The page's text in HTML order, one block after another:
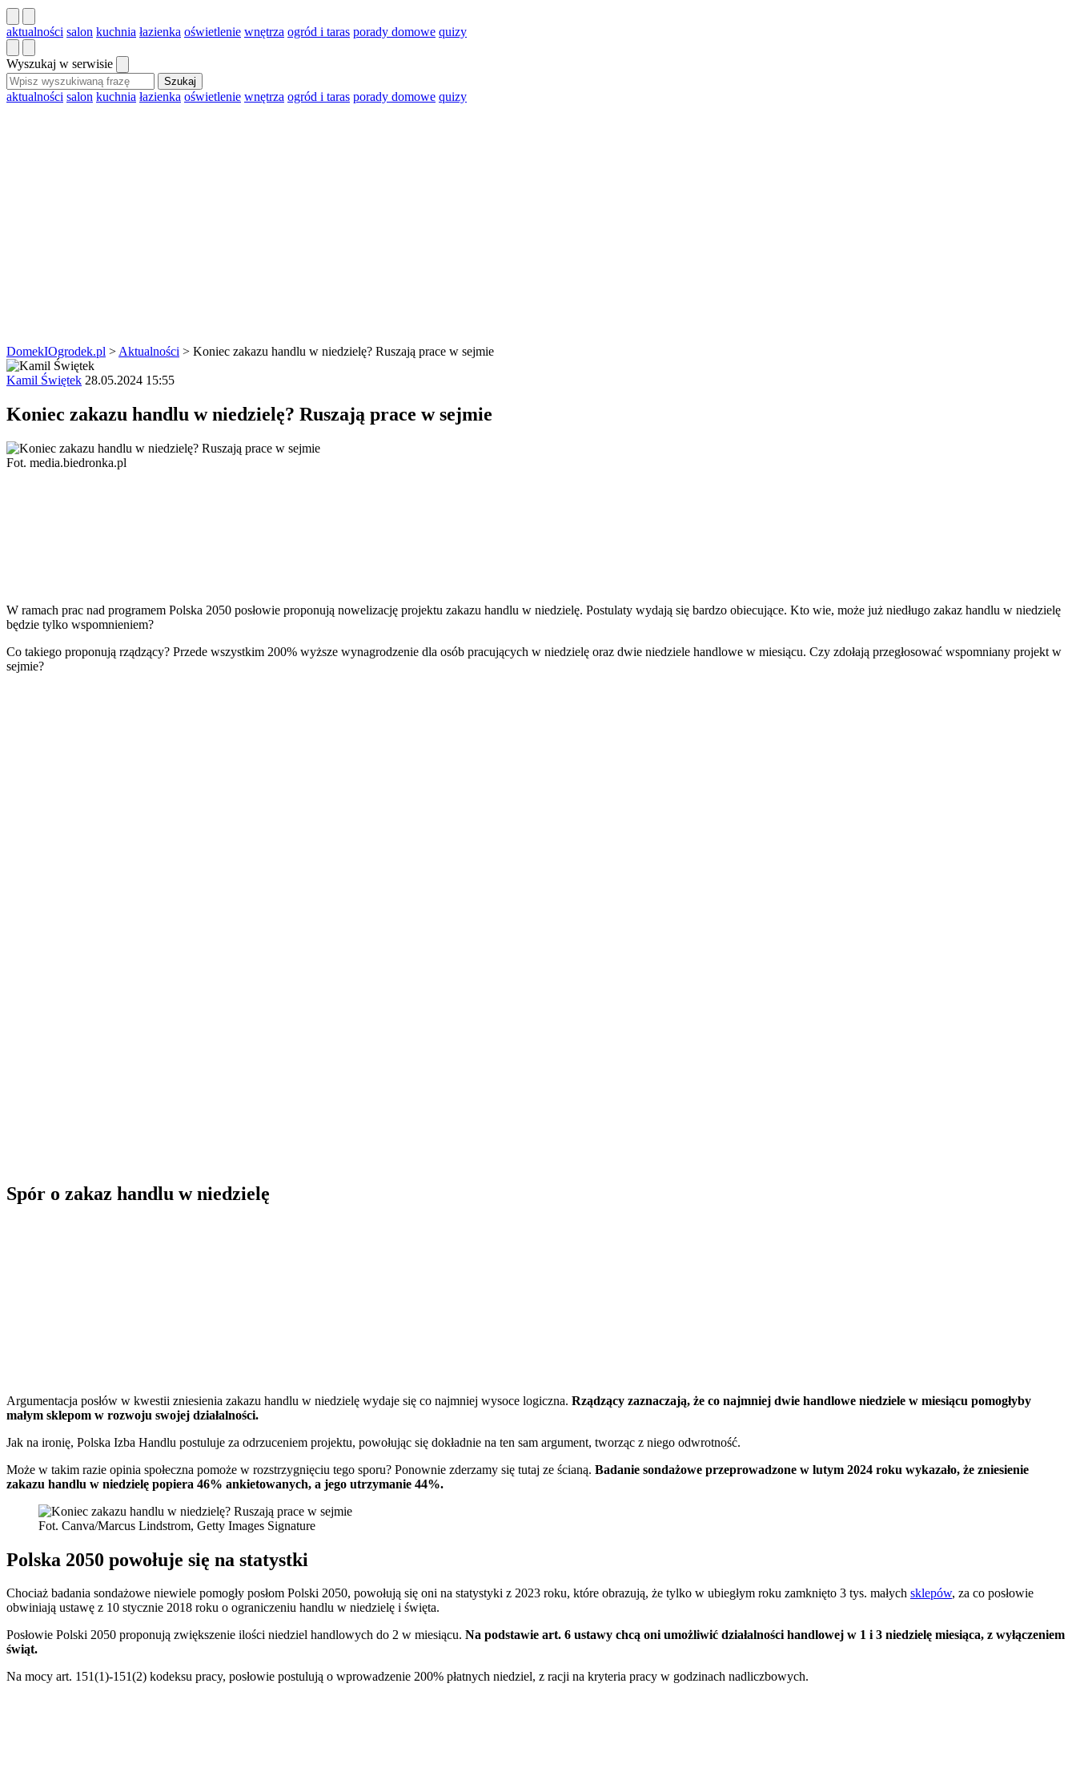
aktualności salon kuchnia łazienka oświetlenie wnętrza ogród i taras porady domowe quizy
Wyszukaj w serwisie
Szukaj
aktualności salon kuchnia łazienka oświetlenie wnętrza ogród i taras porady domowe quizy
DomekIOgrodek.pl > Aktualności > Koniec zakazu handlu w niedzielę? Ruszają prace w sejmie
Kamil Świętek 28.05.2024 15:55
Koniec zakazu handlu w niedzielę? Ruszają prace w sejmie
Fot. media.biedronka.pl
W ramach prac nad programem Polska 2050 posłowie proponują nowelizację projektu zakazu handlu w niedzielę. Postulaty wydają się bardzo obiecujące. Kto wie, może już niedługo zakaz handlu w niedzielę
będzie tylko wspomnieniem?
Co takiego proponują rządzący? Przede wszystkim 200% wyższe wynagrodzenie dla osób pracujących w niedzielę oraz dwie niedziele handlowe w miesiącu. Czy zdołają przegłosować wspomniany projekt w
sejmie?
Spór o zakaz handlu w niedzielę
Argumentacja posłów w kwestii zniesienia zakazu handlu w niedzielę wydaje się co najmniej wysoce logiczna. Rządzący zaznaczają, że co najmniej dwie handlowe niedziele w miesiącu pomogłyby
małym sklepom w rozwoju swojej działalności.
Jak na ironię, Polska Izba Handlu postuluje za odrzuceniem projektu, powołując się dokładnie na ten sam argument, tworząc z niego odwrotność.
Może w takim razie opinia społeczna pomoże w rozstrzygnięciu tego sporu? Ponownie zderzamy się tutaj ze ścianą. Badanie sondażowe przeprowadzone w lutym 2024 roku wykazało, że zniesienie
zakazu handlu w niedzielę popiera 46% ankietowanych, a jego utrzymanie 44%.
Fot. Canva/Marcus Lindstrom, Getty Images Signature
Polska 2050 powołuje się na statystki
Chociaż badania sondażowe niewiele pomogły posłom Polski 2050, powołują się oni na statystyki z 2023 roku, które obrazują, że tylko w ubiegłym roku zamknięto 3 tys. małych sklepów, za co posłowie
obwiniają ustawę z 10 stycznie 2018 roku o ograniczeniu handlu w niedzielę i święta.
Posłowie Polski 2050 proponują zwiększenie ilości niedziel handlowych do 2 w miesiącu. Na podstawie art. 6 ustawy chcą oni umożliwić działalności handlowej w 1 i 3 niedzielę miesiąca, z wyłączeniem
świąt.
Na mocy art. 151(1)-151(2) kodeksu pracy, posłowie postulują o wprowadzenie 200% płatnych niedziel, z racji na kryteria pracy w godzinach nadliczbowych.